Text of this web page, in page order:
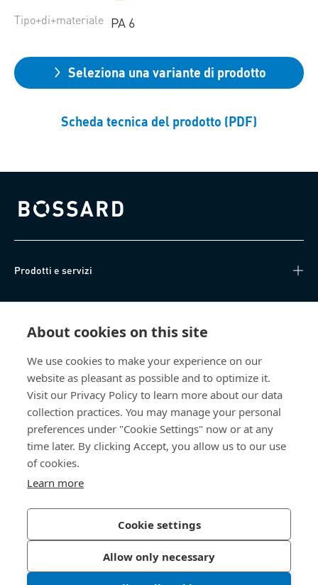
About cookies on this site
We use cookies to make your experience on our
website as pleasant as possible and to optimize it.
Visit our Privacy Policy to learn more about our data
collection practices. You may manage your personal
preferences under "Cookie Settings" now or at any
time later. By clicking Accept, you allow us to our use
of cookies.
Learn more
Cookie settings
Allow only necessary
Tipo+di+materiale PA 6
Seleziona una variante di prodotto
Scheda tecnica del prodotto (PDF)
Bossard homepage
Prodotti e servizi
Knowledge Hub
Chi siamo
Bossard SA
Steinhauserstrasse 70
6301 Zug
Informativa sulla privacy